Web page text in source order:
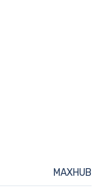
MAXHUB